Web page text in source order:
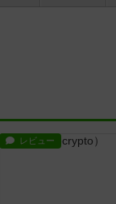
レビュー